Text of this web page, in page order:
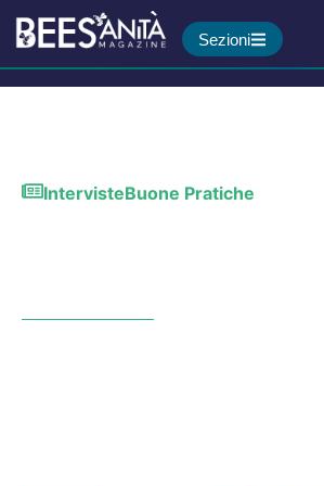
Sezioni
IntervisteBuone Pratiche